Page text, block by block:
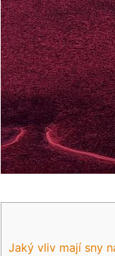
Jaký vliv mají sny